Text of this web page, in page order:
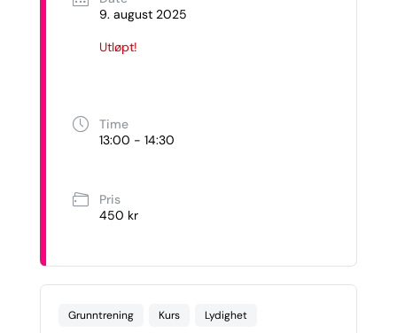
9. august 2025
Utløpt!
Time
13:00 - 14:30
Pris
450 kr
Grunntrening Kurs Lydighet